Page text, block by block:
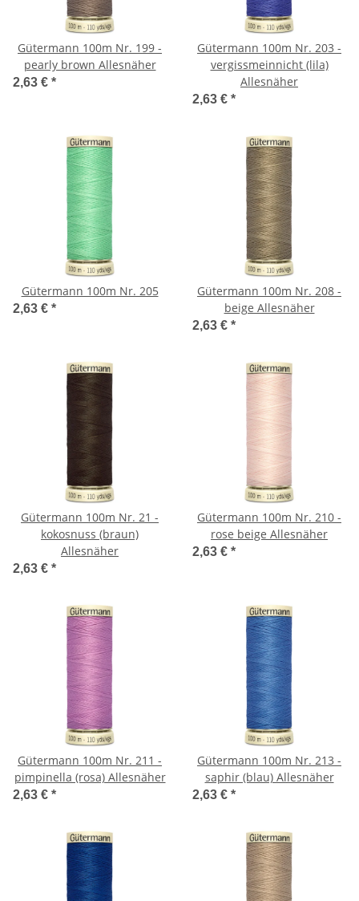
Gütermann 100m Nr. 199 -
pearly brown Allesnäher
2,63 € *
Gütermann 100m Nr. 203 -
vergissmeinnicht (lila)
Allesnäher
2,63 € *
Gütermann 100m Nr. 205
2,63 € *
Gütermann 100m Nr. 208 -
beige Allesnäher
2,63 € *
Gütermann 100m Nr. 21 -
kokosnuss (braun)
Allesnäher
2,63 € *
Gütermann 100m Nr. 210 -
rose beige Allesnäher
2,63 € *
Gütermann 100m Nr. 211 -
pimpinella (rosa) Allesnäher
2,63 € *
Gütermann 100m Nr. 213 -
saphir (blau) Allesnäher
2,63 € *